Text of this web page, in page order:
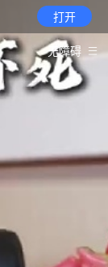
打开
无障碍